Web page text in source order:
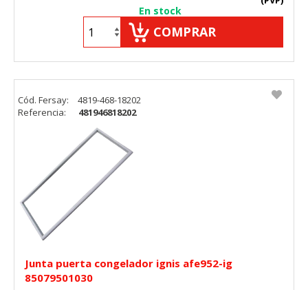
En stock
COMPRAR
Junta puerta congelador ignis afe952-ig
85079501030
Cód. Fersay:
4819-468-18202
Referencia:
481946818202